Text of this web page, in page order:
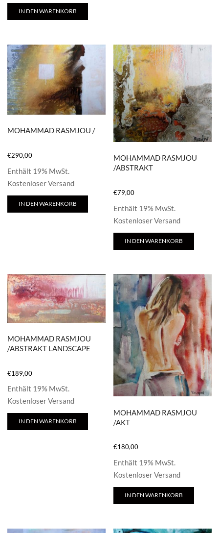
IN DEN WARENKORB
MOHAMMAD RASMJOU /
€290,00
Enthält 19% MwSt.
Kostenloser Versand
IN DEN WARENKORB
MOHAMMAD RASMJOU
/ABSTRAKT
€79,00
Enthält 19% MwSt.
Kostenloser Versand
IN DEN WARENKORB
MOHAMMAD RASMJOU
/ABSTRAKT LANDSCAPE
€189,00
Enthält 19% MwSt.
Kostenloser Versand
IN DEN WARENKORB
MOHAMMAD RASMJOU
/AKT
€180,00
Enthält 19% MwSt.
Kostenloser Versand
IN DEN WARENKORB